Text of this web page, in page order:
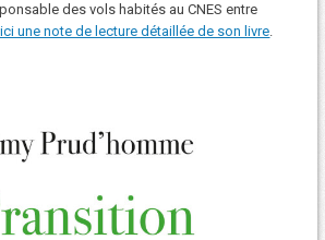
des vols habités au CNES entre
une note de lecture détaillée de son livre.